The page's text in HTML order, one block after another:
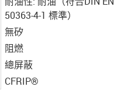
igus-icon-lupe
50363-4-1 標準）
無矽
阻燃
總屏蔽
CFRIP®